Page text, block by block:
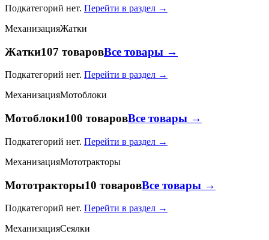
Подкатегорий нет. Перейти в раздел →
МеханизацияЖатки
Жатки107 товаровВсе товары →
Подкатегорий нет. Перейти в раздел →
МеханизацияМотоблоки
Мотоблоки100 товаровВсе товары →
Подкатегорий нет. Перейти в раздел →
МеханизацияМототракторы
Мототракторы10 товаровВсе товары →
Подкатегорий нет. Перейти в раздел →
МеханизацияСеялки